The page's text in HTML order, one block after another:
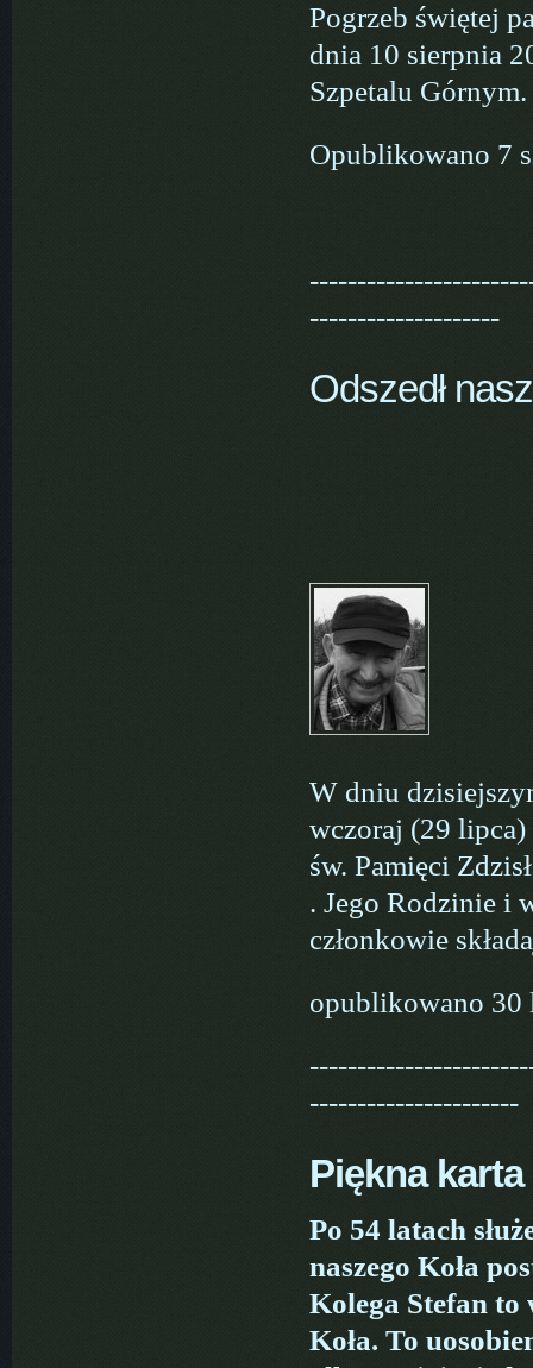
Pogrzeb świętej
dnia 10 sierpnia
Szpetalu Górnym.
Opublikowano 7
--------------------
Odszedł
W dniu
wczoraj (29
św. Pamięci
. Jego Rodzinie i
członkowie
opublikowano 30
----------------------
Piękna karta
Po 54 latach
naszego Koła
Kolega Stefan to
Koła. To